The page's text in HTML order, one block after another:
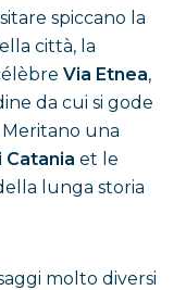
spiccano la
città, la
Via Etnea,
da cui si gode
una
Catania et le
lunga storia
molto diversi